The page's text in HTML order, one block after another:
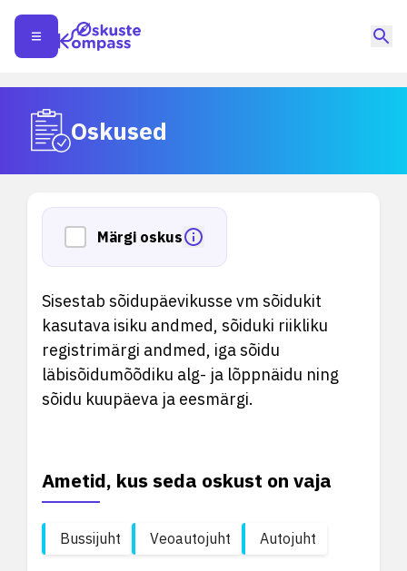
Oskused
Märgi oskus
Sisestab sõidupäevikusse vm sõidukit
kasutava isiku andmed, sõiduki riikliku
registrimärgi andmed, iga sõidu
läbisõidumõõdiku alg- ja lõppnäidu ning
sõidu kuupäeva ja eesmärgi.
Ametid, kus seda oskust on vaja
Bussijuht Veoautojuht Autojuht